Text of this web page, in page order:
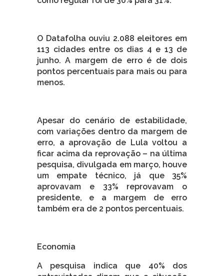
O Datafolha ouviu 2.088 eleitores em
113 cidades entre os dias 4 e 13 de
junho. A margem de erro é de dois
pontos percentuais para mais ou para
menos.
Apesar do cenário de estabilidade,
com variações dentro da margem de
erro, a aprovação de Lula voltou a
ficar acima da reprovação – na última
pesquisa, divulgada em março, houve
um empate técnico, já que 35%
aprovavam e 33% reprovavam o
presidente, e a margem de erro
também era de 2 pontos percentuais.
Economia
A pesquisa indica que 40% dos